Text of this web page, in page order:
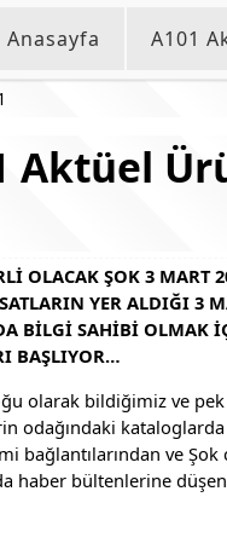
Anasayfa A101
Aktüel
OLACAK ŞOK 3 MART
YER ALDIĞI 3
BILGI SAHIBI OLMAK
BAŞLIYOR…
olarak bildiğimiz ve pek
odağındaki
bağlantılarından ve Şok
haber bültenlerine düşen